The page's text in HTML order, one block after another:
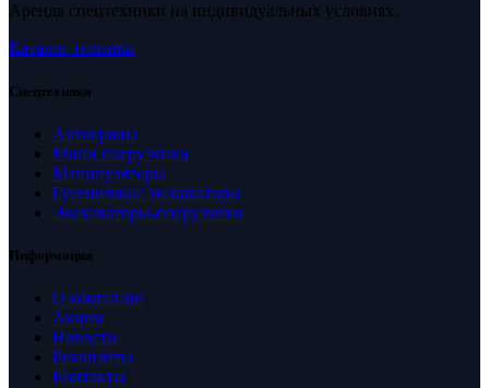
Аренда спецтехники на индивидуальных условиях.
Каталог техники
Спецтехника
Автокраны
Мини погрузчики
Манипуляторы
Гусеничные экскаваторы
Экскаваторы-погрузчики
Информация
О компании
Акции
Новости
Реквизиты
Контакты